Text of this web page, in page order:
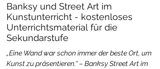
Banksy und Street Art im
Kunstunterricht - kostenloses
Unterrichtsmaterial für die
Sekundarstufe
„Eine Wand war schon immer der beste Ort, um
Kunst zu präsentieren.“ – Banksy Street Art im